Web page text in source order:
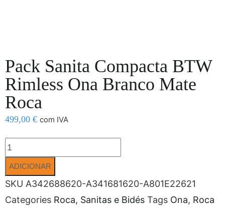
Pack Sanita Compacta BTW
Rimless Ona Branco Mate
Roca
499,00 € com IVA
ADICIONAR
SKU A342688620-A341681620-A801E22621
Categories Roca, Sanitas e Bidés Tags Ona, Roca